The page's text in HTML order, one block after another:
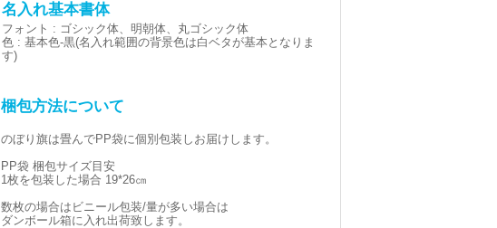
名入れ基本書体
フォント : ゴシック体、明朝体、丸ゴシック体
色 : 基本色-黒(名入れ範囲の背景色は白ベタが基本となりま
す)
梱包方法について
のぼり旗は畳んでPP袋に個別包装しお届けします。
PP袋 梱包サイズ目安
1枚を包装した場合 19*26㎝
数枚の場合はビニール包装/量が多い場合は
ダンボール箱に入れ出荷致します。